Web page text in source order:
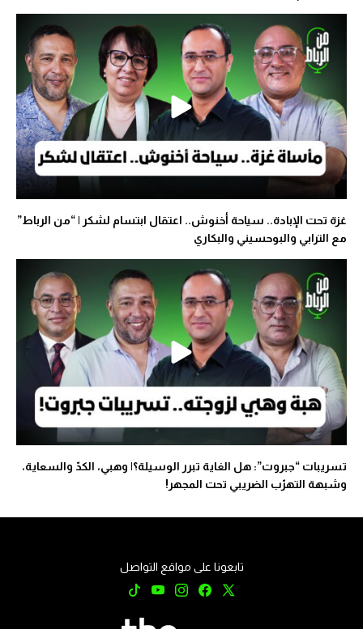
غزة تحت الإبادة.. سياحة أخنوش.. اعتقال ابتسام لشكر | “من الرباط”
مع الترابي والبوحسيني والبكاري
تسريبات “جبروت”: هل الغاية تبرر الوسيلة؟| وهبي، الكدّ والسعاية،
وشبهة التهرّب الضريبي تحت المجهر!
تابعونا على مواقع التواصل